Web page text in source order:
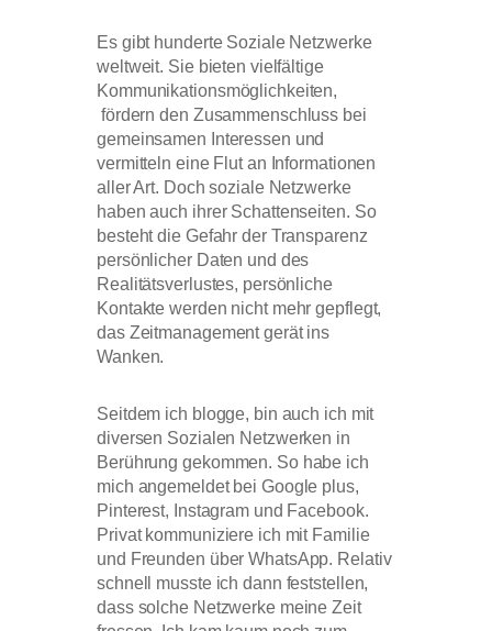
Es gibt hunderte Soziale Netzwerke
weltweit. Sie bieten vielfältige
Kommunikationsmöglichkeiten,
fördern den Zusammenschluss bei
gemeinsamen Interessen und
vermitteln eine Flut an Informationen
aller Art. Doch soziale Netzwerke
haben auch ihrer Schattenseiten. So
besteht die Gefahr der Transparenz
persönlicher Daten und des
Realitätsverlustes, persönliche
Kontakte werden nicht mehr gepflegt,
das Zeitmanagement gerät ins
Wanken.
Seitdem ich blogge, bin auch ich mit
diversen Sozialen Netzwerken in
Berührung gekommen. So habe ich
mich angemeldet bei Google plus,
Pinterest, Instagram und Facebook.
Privat kommuniziere ich mit Familie
und Freunden über WhatsApp. Relativ
schnell musste ich dann feststellen,
dass solche Netzwerke meine Zeit